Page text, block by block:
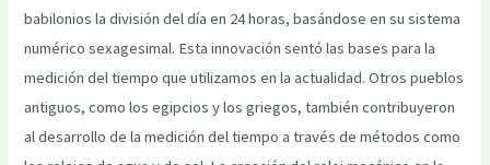
babilonios la división del día en 24 horas, basándose en su sistema
numérico sexagesimal. Esta innovación sentó las bases para la
medición del tiempo que utilizamos en la actualidad. Otros pueblos
antiguos, como los egipcios y los griegos, también contribuyeron
al desarrollo de la medición del tiempo a través de métodos como